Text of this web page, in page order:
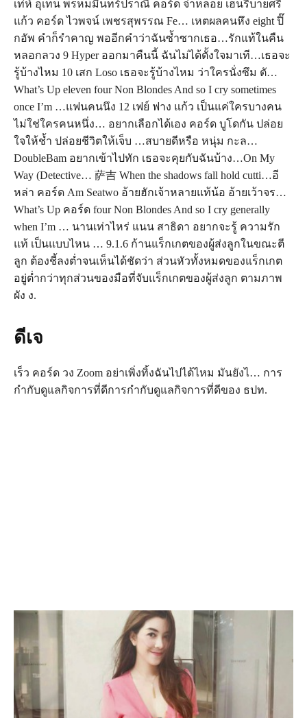
เท่ห์ อุเทน พรหมมินทร์ปราณี คอร์ด จ่าหลอย เฮนรีบายศรี
แก้ว คอร์ด ไวพจน์ เพชรสุพรรณ Fe… เหตผลคนหึง eight ปิ๊
กอัพ คำก็รำคาญ พออีกคำว่าฉันซ้ำซากเธอ…รักแท้ในคืน
หลอกลวง 9 Hyper ออกมาคืนนี้ ฉันไม่ได้ตั้งใจมาเที…เธอจะ
รู้บ้างไหม 10 เสก Loso เธอจะรู้บ้างไหม ว่าใครนั่งซึม ตั…
What’s Up eleven four Non Blondes And so I cry sometimes
once I’m …แฟนคนนึง 12 เฟย์ ฟาง แก้ว เป็นแค่ใครบางคน
ไม่ใช่ใครคนหนึ่ง… อยากเลือกได้เอง คอร์ด บูโดกัน ปล่อย
ใจให้ช้ำ ปล่อยชีวิตให้เจ็บ …สบายดีหรือ หนุ่ม กะล…
DoubleBam อยากเข้าไปทัก เธอจะคุยกับฉันบ้าง…On My
Way (Detective… 萨吉 When the shadows fall hold cutti…อี
หล่า คอร์ด Am Seatwo อ้ายฮักเจ้าหลายแท้น้อ อ้ายเว้าจร…
What’s Up คอร์ด four Non Blondes And so I cry generally
when I’m … นานเท่าไหร่ แนน สาธิดา อยากจะรู้ ความรัก
แท้ เป็นแบบไหน … 9.1.6 ก้านแร็กเกตของผู้ส่งลูกในขณะตี
ลูก ต้องชี้ลงต่ำจนเห็นได้ชัดว่า ส่วนหัวทั้งหมดของแร็กเกต
อยู่ต่ำกว่าทุกส่วนของมือที่จับแร็กเกตของผู้ส่งลูก ตามภาพ
ผัง ง.
ดีเจ
เร็ว คอร์ด วง Zoom อย่าเพิ่งทิ้งฉันไปได้ไหม มันยังไ… การ
กำกับดูแลกิจการที่ดี​การกำกับดูแลกิจการที่ดีของ ธปท.